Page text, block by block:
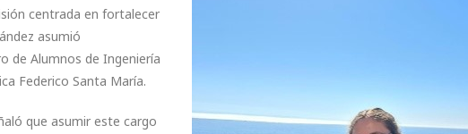
centrada en fortalecer
asumió
de Alumnos de Ingeniería
Federico Santa María.
que asumir este cargo